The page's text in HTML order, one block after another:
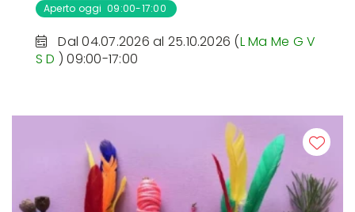
Aperto oggi 09:00-17:00
Dal 04.07.2026 al 25.10.2026 (LMa Me GV
SD ) 09:00-17:00